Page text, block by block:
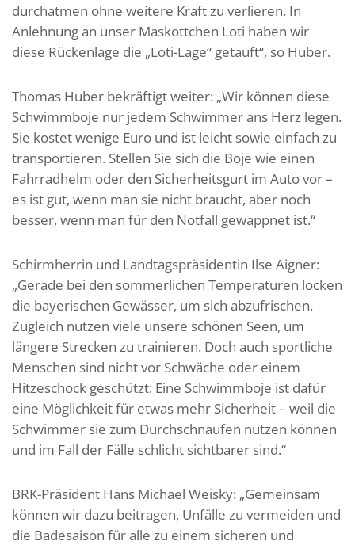
durchatmen ohne weitere Kraft zu verlieren. In
Anlehnung an unser Maskottchen Loti haben wir
diese Rückenlage die „Loti-Lage“ getauft“, so Huber.
Thomas Huber bekräftigt weiter: „Wir können diese
Schwimmboje nur jedem Schwimmer ans Herz legen.
Sie kostet wenige Euro und ist leicht sowie einfach zu
transportieren. Stellen Sie sich die Boje wie einen
Fahrradhelm oder den Sicherheitsgurt im Auto vor –
es ist gut, wenn man sie nicht braucht, aber noch
besser, wenn man für den Notfall gewappnet ist.“
Schirmherrin und Landtagspräsidentin Ilse Aigner:
„Gerade bei den sommerlichen Temperaturen locken
die bayerischen Gewässer, um sich abzufrischen.
Zugleich nutzen viele unsere schönen Seen, um
längere Strecken zu trainieren. Doch auch sportliche
Menschen sind nicht vor Schwäche oder einem
Hitzeschock geschützt: Eine Schwimmboje ist dafür
eine Möglichkeit für etwas mehr Sicherheit – weil die
Schwimmer sie zum Durchschnaufen nutzen können
und im Fall der Fälle schlicht sichtbarer sind.“
BRK-Präsident Hans Michael Weisky: „Gemeinsam
können wir dazu beitragen, Unfälle zu vermeiden und
die Badesaison für alle zu einem sicheren und